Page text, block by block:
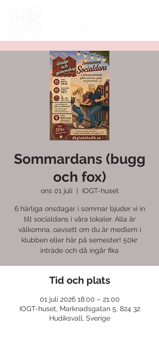
Sommardans (bugg
och fox)
ons 01 juli IOGT-huset
6 härliga onsdagar i sommar bjuder vi in
till socialdans i våra lokaler. Alla är
välkomna, oavsett om du är medlem i
klubben eller här på semester! 50kr
inträde och då ingår fika
Tid och plats
01 juli 2026 18:00 – 21:00
IOGT-huset, Marknadsgatan 5, 824 32
Hudiksvall, Sverige